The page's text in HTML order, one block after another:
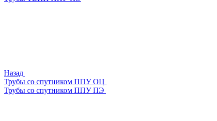
Назад
Трубы со спутником ППУ ОЦ
Трубы со спутником ППУ ПЭ